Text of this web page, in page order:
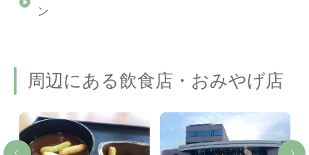
ン
周辺にある飲食店・おみやげ店